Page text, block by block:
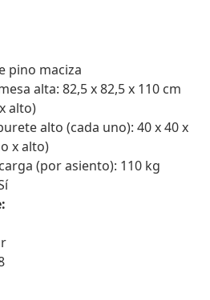
pino maciza
alta: 82,5 x 82,5 x 110 cm
alto)
alto (cada uno): 40 x 40 x
x alto)
(por asiento): 110 kg